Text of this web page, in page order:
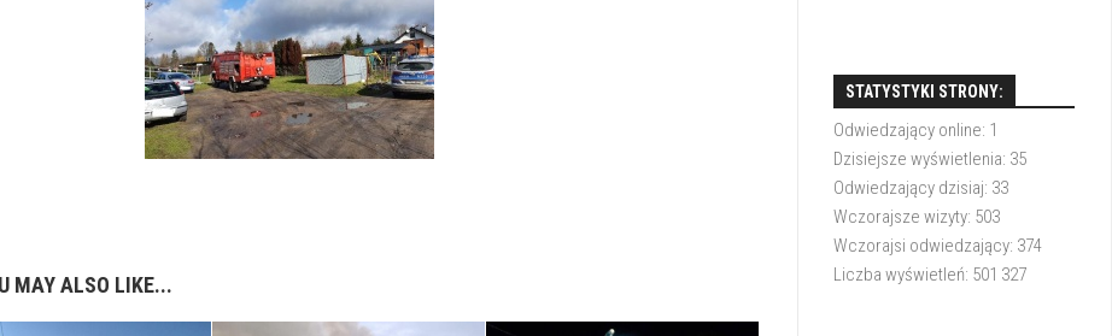
MAY ALSO LIKE...
STATYSTYKI STRONY:
Odwiedzający online: 1
Dzisiejsze wyświetlenia: 35
Odwiedzający dzisiaj: 33
Wczorajsze wizyty: 503
Wczorajsi odwiedzający: 374
Liczba wyświetleń: 501 327